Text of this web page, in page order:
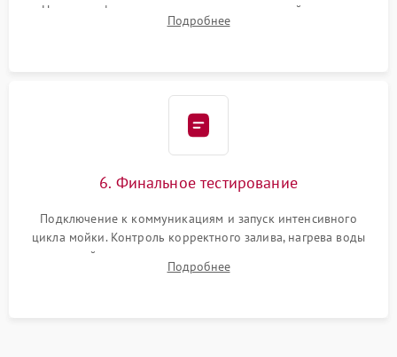
Надежная фиксация хомутов гидравлической системы,
сборка корпуса и установка датчика поплавка.
Подробнее
6. Финальное тестирование
Подключение к коммуникациям и запуск интенсивного
цикла мойки. Контроль корректного залива, нагрева воды
до нужной температуры, отсутствия посторонних шумов,
штатного слива и абсолютной сухости в поддоне.
Подробнее